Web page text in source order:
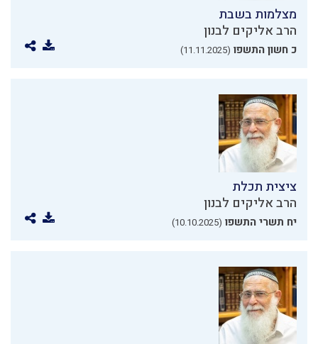
מצלמות בשבת
הרב אליקים לבנון
כ חשון התשפו (11.11.2025)
ציצית תכלת
הרב אליקים לבנון
יח תשרי התשפו (10.10.2025)